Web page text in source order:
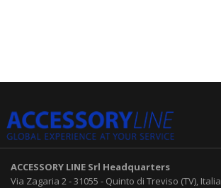
ACCESSORY LINE Srl Headquarters
Via Zagaria 2-31055 - Quinto di Treviso (TV), Italia